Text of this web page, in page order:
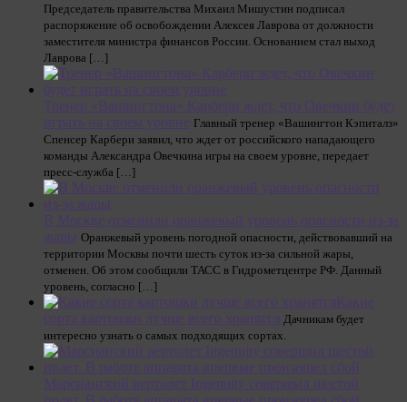
Председатель правительства Михаил Мишустин подписал
распоряжение об освобождении Алексея Лаврова от должности
заместителя министра финансов России. Основанием стал выход
Лаврова […]
Тренер «Вашингтона» Карбери ждет, что Овечкин будет
играть на своем уровне Главный тренер «Вашингтон Кэпиталз»
Спенсер Карбери заявил, что ждет от российского нападающего
команды Александра Овечкина игры на своем уровне, передает
пресс-служба […]
В Москве отменили оранжевый уровень опасности из-за
жары Оранжевый уровень погодной опасности, действовавший на
территории Москвы почти шесть суток из-за сильной жары,
отменен. Об этом сообщили ТАСС в Гидрометцентре РФ. Данный
уровень, согласно […]
Какие
сорта картошки лучше всего хранятся Дачникам будет
интересно узнать о самых подходящих сортах.
Марсианский вертолет Ingenuity совершил шестой